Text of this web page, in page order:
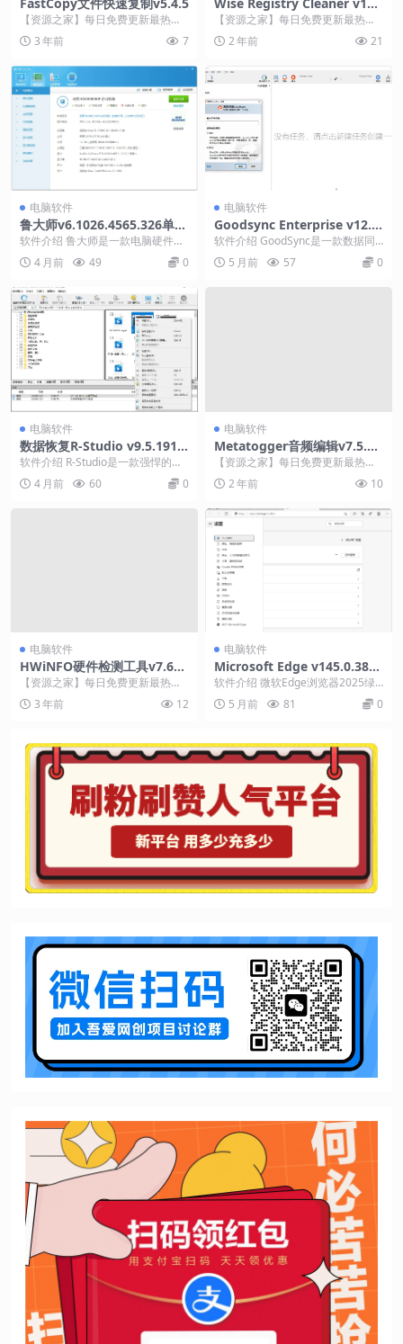
FastCopy文件快速复制v5.4.5
【资源之家】每日免费更新最热门
的副业项目资源 软件介绍 FastCop
y文件快速...
3 年前 7
Wise Registry Cleaner v11.
1.4.719
【资源之家】每日免费更新最热门
的副业项目资源 软件介绍 Wise Re
gistr...2 年前 21
电脑软件
鲁大师v6.1026.4565.326单文
件版
软件介绍 鲁大师是一款电脑硬件检
测、温度检测、硬件性能测试软
件。鲁大师拥有硬件检...
4 月前 49 0
电脑软件
Goodsync Enterprise v12.9.
26.6高级版
软件介绍 GoodSync是一款数据同
步软件，功能非常强大，可以极致
同步好几个电...
5 月前 57 0
电脑软件
数据恢复R-Studio v9.5.1917
33便携版
软件介绍 R-Studio是一款强悍的驱
动级数据恢复软件，采用独特的数
据恢复技术...
4 月前 60 0
电脑软件
Metatogger音频编辑v7.5.0.
0绿色版
【资源之家】每日免费更新最热门
的副业项目资源 软件介绍 一个标签
编辑器，让您可以...
2 年前 10
电脑软件
HWiNFO硬件检测工具v7.62
绿色版
【资源之家】每日免费更新最热门
的副业项目资源 软件介绍 始于上世
纪90年代并且一...
3 年前 12
电脑软件
Microsoft Edge v145.0.380
0.97绿色版
软件介绍 微软Edge浏览器2025绿
色便携版，无需安装，解压即用。
所有数据独立...
5 月前 81 0